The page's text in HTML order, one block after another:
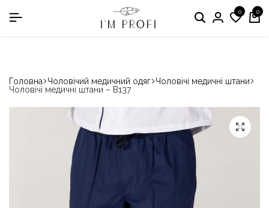
в номінації «Кращій виробник медичного одягу» 0 0
Головна Чоловічий медичний одяг Чоловічі медичні штани
Чоловічі медичні штани – B137